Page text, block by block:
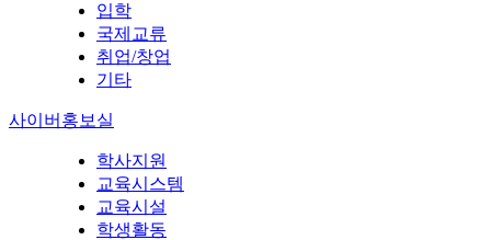
입학
국제교류
취업/창업
기타
사이버홍보실
학사지원
교육시스템
교육시설
학생활동